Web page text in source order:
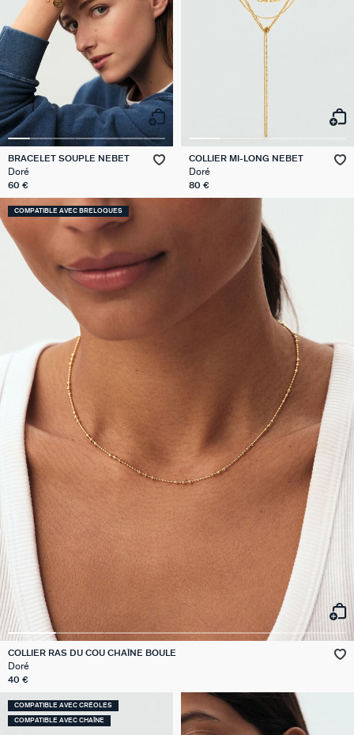
BRACELET SOUPLE NEBET
Doré
60 €
COLLIER MI-LONG NEBET
Doré
80 €
COMPATIBLE AVEC BRELOQUES
COLLIER RAS DU COU CHAÎNE BOULE
Doré
40 €
COMPATIBLE AVEC CRÉOLES
COMPATIBLE AVEC CHAÎNE